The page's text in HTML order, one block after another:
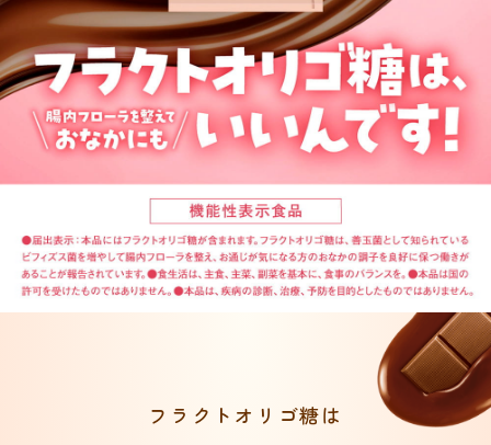
フラクトオリゴ糖は